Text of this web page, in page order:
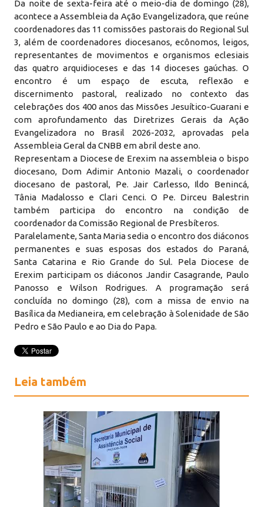
Da noite de sexta-feira até o meio-dia de domingo (28),
acontece a Assembleia da Ação Evangelizadora, que reúne
coordenadores das 11 comissões pastorais do Regional Sul
3, além de coordenadores diocesanos, ecônomos, leigos,
representantes de movimentos e organismos eclesiais
das quatro arquidioceses e das 14 dioceses gaúchas. O
encontro é um espaço de escuta, reflexão e
discernimento pastoral, realizado no contexto das
celebrações dos 400 anos das Missões Jesuítico-Guarani e
com aprofundamento das Diretrizes Gerais da Ação
Evangelizadora no Brasil 2026-2032, aprovadas pela
Assembleia Geral da CNBB em abril deste ano.
Representam a Diocese de Erexim na assembleia o bispo
diocesano, Dom Adimir Antonio Mazali, o coordenador
diocesano de pastoral, Pe. Jair Carlesso, Ildo Benincá,
Tânia Madalosso e Clari Cenci. O Pe. Dirceu Balestrin
também participa do encontro na condição de
coordenador da Comissão Regional de Presbíteros.
Paralelamente, Santa Maria sedia o encontro dos diáconos
permanentes e suas esposas dos estados do Paraná,
Santa Catarina e Rio Grande do Sul. Pela Diocese de
Erexim participam os diáconos Jandir Casagrande, Paulo
Panosso e Wilson Rodrigues. A programação será
concluída no domingo (28), com a missa de envio na
Basílica da Medianeira, em celebração à Solenidade de São
Pedro e São Paulo e ao Dia do Papa.
Leia também